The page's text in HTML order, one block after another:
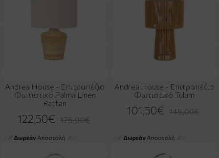
Andrea House - Επιτραπέζιο
Φωτιστικό Palma Linen
Rattan
122,50€ 175,00€
Andrea House - Επιτραπέζιο
Φωτιστικό Tulum
101,50€ 145,00€